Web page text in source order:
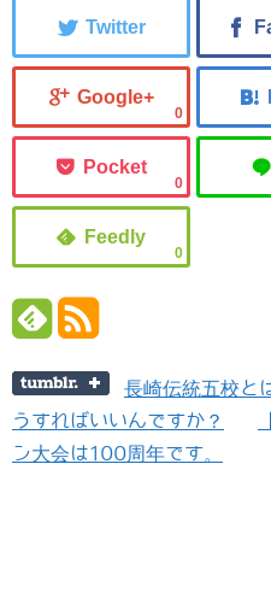
0
0
0
長崎伝統五校と
うすればいいんですか？
ン大会は100周年です。